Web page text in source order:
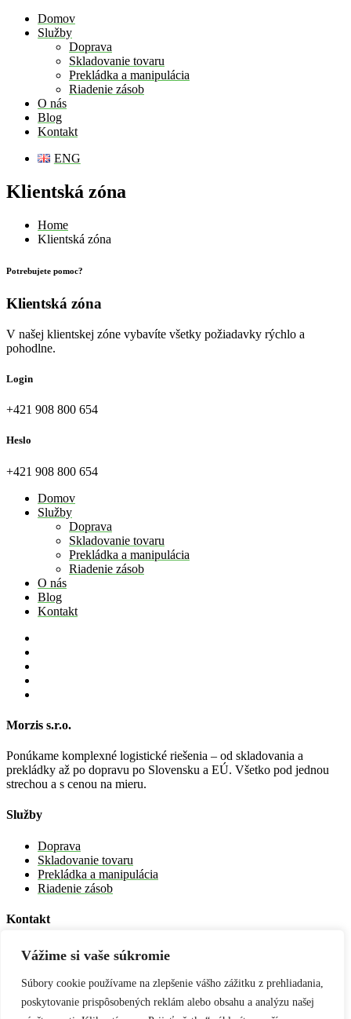
Vážime si vaše súkromie
Súbory cookie používame na zlepšenie vášho zážitku z prehliadania,
poskytovanie prispôsobených reklám alebo obsahu a analýzu našej
Domov
Služby
Doprava
Skladovanie tovaru
Prekládka a manipulácia
Riadenie zásob
O nás
Blog
Kontakt
ENG
Klientská zóna
Home
Klientská zóna
Potrebujete pomoc?
Klientská zóna
V našej klientskej zóne vybavíte všetky požiadavky rýchlo a
pohodlne.
Login
+421 908 800 654
Heslo
+421 908 800 654
Domov
Služby
Doprava
Skladovanie tovaru
Prekládka a manipulácia
Riadenie zásob
O nás
Blog
Kontakt
Morzis s.r.o.
Ponúkame komplexné logistické riešenia – od skladovania a
prekládky až po dopravu po Slovensku a EÚ. Všetko pod jednou
strechou a s cenou na mieru.
Služby
Doprava
Skladovanie tovaru
Prekládka a manipulácia
Riadenie zásob
Kontakt
info@morzis.sk
+421 905 239 112
www.morzis.sk
Adresa